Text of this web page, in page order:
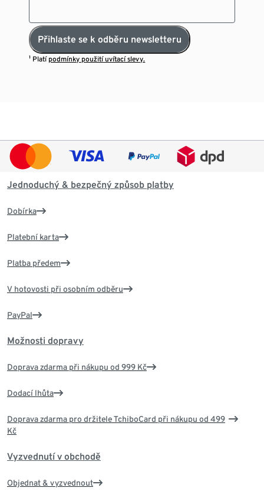
Přihlaste se k odběru newsletteru
¹ Platí podmínky použití uvítací slevy.
Jednoduchý & bezpečný způsob platby
Dobírka
Platební karta
Platba předem
V hotovosti při osobním odběru
PayPal
Možnosti dopravy
Doprava zdarma při nákupu od 999 Kč
Dodací lhůta
Doprava zdarma pro držitele TchiboCard při nákupu od 499
Kč
Vyzvednutí v obchodě
Objednat & vyzvednout